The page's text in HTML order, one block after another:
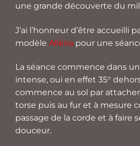
une grande découverte du
J’ai l’honneur d’être accueilli
modèle Alléria pour une
La séance commence dans
intense, oui en effet 35°
commence au sol par
torse puis au fur et à mesure
passage de la corde et à faire
douceur.